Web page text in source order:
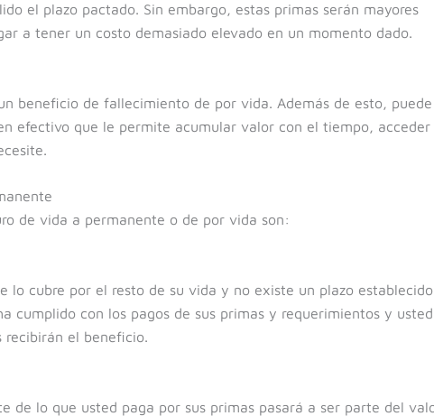
el plazo pactado. Sin embargo, estas primas serán mayores
a tener un costo demasiado elevado en un momento dado.
beneficio de fallecimiento de por vida. Además de esto, puede
efectivo que le permite acumular valor con el tiempo, acceder
de vida a permanente o de por vida son:
lo cubre por el resto de su vida y no existe un plazo
cumplido con los pagos de sus primas y requerimientos y usted
recibirán el beneficio.
de lo que usted paga por sus primas pasará a ser parte del